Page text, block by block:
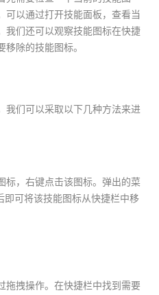
可以通过打开技能面板，查看当
我们还可以观察技能图标在快捷
除的技能图标。
我们可以采取以下几种方法来进
标，右键点击该图标。弹出的菜
即可将该技能图标从快捷栏中移
拖拽操作。在快捷栏中找到需要